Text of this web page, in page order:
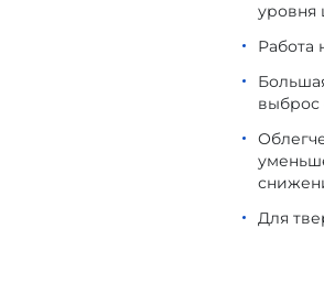
уровня
Работа
выброс
Для